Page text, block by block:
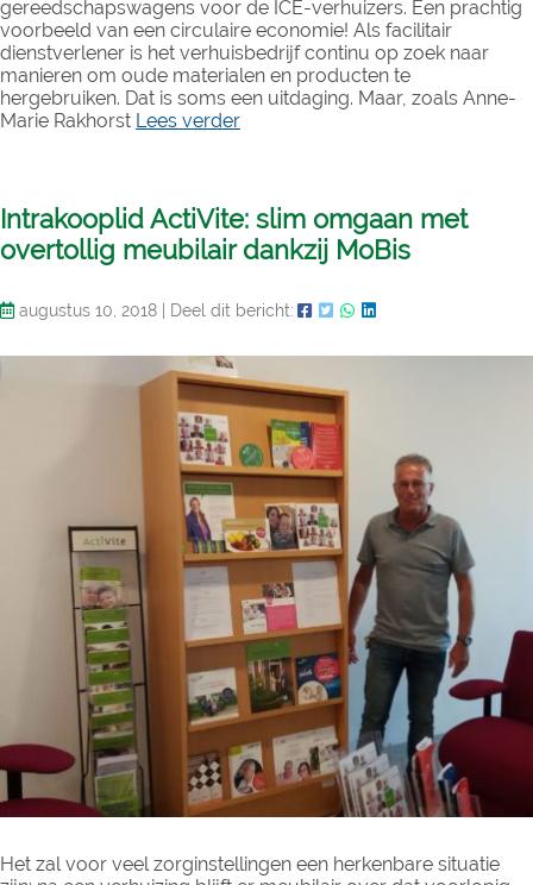
gereedschapswagens voor de ICE-verhuizers. Een prachtig
voorbeeld van een circulaire economie! Als facilitair
dienstverlener is het verhuisbedrijf continu op zoek naar
manieren om oude materialen en producten te
hergebruiken. Dat is soms een uitdaging. Maar, zoals Anne-
Marie Rakhorst Lees verder
Intrakooplid ActiVite: slim omgaan met
overtollig meubilair dankzij MoBis
augustus 10, 2018 Deel dit bericht:
Het zal voor veel zorginstellingen een herkenbare situatie